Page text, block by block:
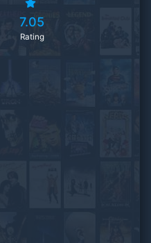
7.05
Rating